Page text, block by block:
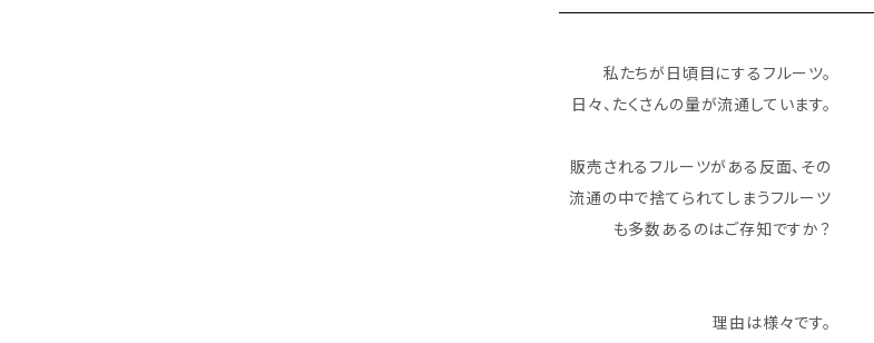
私たちが日頃目にするフルーツ。
日々、たくさんの量が流通しています。
販売されるフルーツがある反面、その
流通の中で捨てられてしまうフルーツ
も多数あるのはご存知ですか？
理由は様々です。